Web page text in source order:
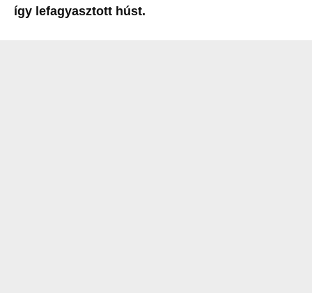
így lefagyasztott húst.